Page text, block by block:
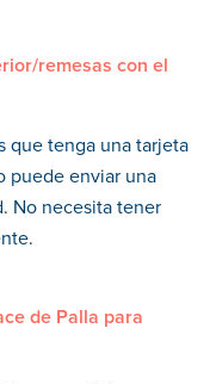
remesas con el
que tenga una tarjeta
puede enviar una
No necesita tener
de Palla para